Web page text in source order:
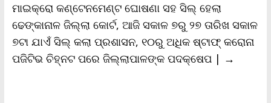
l
y
ମାଇକ୍ରୋ କଣ୍ଟେନମେଣ୍ଟ ଘୋଷଣା ସହ ସିଲ୍ ହେଲା
ଢେଙ୍କାନାଳ ଜିଲ୍ଲା କୋର୍ଟ, ଆଜି ସକାଳ ୭ରୁ ୨୭ ତାରିଖ ସକାଳ
୭ଟା ଯାଏଁ ସିଲ୍ କଲା ପ୍ରଶାସନ, ୧୦ରୁ ଅଧିକ ଷ୍ଟାଫ୍ କରୋନା
ପଜିଟିଭ ଚିହ୍ନଟ ପରେ ଜିଲ୍ଲାପାଳଙ୍କ ପଦକ୍ଷେପ | →